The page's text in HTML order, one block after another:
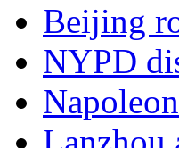
Beijing
NYPD